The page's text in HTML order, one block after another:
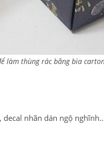
làm thùng rác bằng bìa
decal nhãn dán ngộ